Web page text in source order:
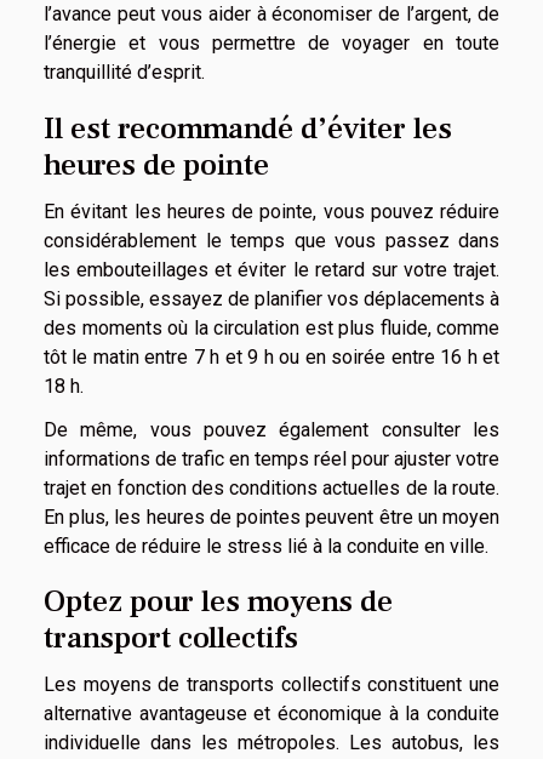
l’avance peut vous aider à économiser de l’argent, de
l’énergie et vous permettre de voyager en toute
tranquillité d’esprit.
Il est recommandé d’éviter les
heures de pointe
En évitant les heures de pointe, vous pouvez réduire
considérablement le temps que vous passez dans
les embouteillages et éviter le retard sur votre trajet.
Si possible, essayez de planifier vos déplacements à
des moments où la circulation est plus fluide, comme
tôt le matin entre 7 h et 9 h ou en soirée entre 16 h et
18 h.
De même, vous pouvez également consulter les
informations de trafic en temps réel pour ajuster votre
trajet en fonction des conditions actuelles de la route.
En plus, les heures de pointes peuvent être un moyen
efficace de réduire le stress lié à la conduite en ville.
Optez pour les moyens de
transport collectifs
Les moyens de transports collectifs constituent une
alternative avantageuse et économique à la conduite
individuelle dans les métropoles. Les autobus, les